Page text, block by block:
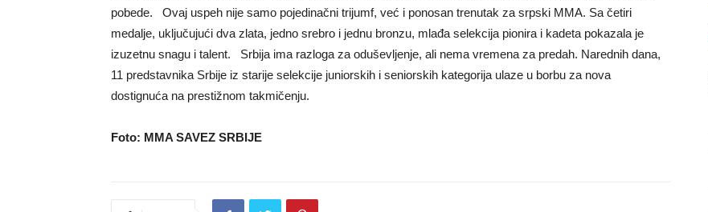
pobede. Ovaj uspeh nije samo pojedinačni trijumf, već i ponosan trenutak za srpski MMA. Sa četiri
medalje, uključujući dva zlata, jedno srebro i jednu bronzu, mlađa selekcija pionira i kadeta pokazala je
izuzetnu snagu i talent. Srbija ima razloga za oduševljenje, ali nema vremena za predah. Narednih dana,
11 predstavnika Srbije iz starije selekcije juniorskih i seniorskih kategorija ulaze u borbu za nova
dostignuća na prestižnom takmičenju.
Foto: MMA SAVEZ SRBIJE